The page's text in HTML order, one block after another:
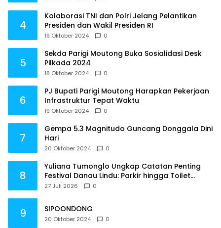
4
Kolaborasi TNI dan Polri Jelang Pelantikan
Presiden dan Wakil Presiden RI
19 Oktober 2024 0
5
Sekda Parigi Moutong Buka Sosialidasi Desk
Pilkada 2024
18 Oktober 2024 0
6
PJ Bupati Parigi Moutong Harapkan Pekerjaan
Infrastruktur Tepat Waktu
19 Oktober 2024 0
7
Gempa 5.3 Magnitudo Guncang Donggala Dini
Hari
20 Oktober 2024 0
8
Yuliana Tumonglo Ungkap Catatan Penting
Festival Danau Lindu: Parkir hingga Toilet
Harus Jadi Prioritas
27 Juli 2026 0
9 SIPOONDONG
20 Oktober 2024 0